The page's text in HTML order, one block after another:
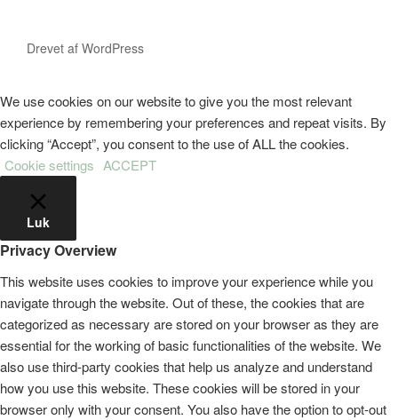
Drevet af WordPress
We use cookies on our website to give you the most relevant
experience by remembering your preferences and repeat visits. By
clicking “Accept”, you consent to the use of ALL the cookies.
Cookie settings ACCEPT
Luk
Privacy Overview
This website uses cookies to improve your experience while you
navigate through the website. Out of these, the cookies that are
categorized as necessary are stored on your browser as they are
essential for the working of basic functionalities of the website. We
also use third-party cookies that help us analyze and understand
how you use this website. These cookies will be stored in your
browser only with your consent. You also have the option to opt-out